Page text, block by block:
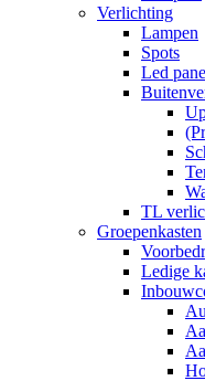
Verlichting
Lampen
Spots
Led
TL
Groepenkasten
Ledige